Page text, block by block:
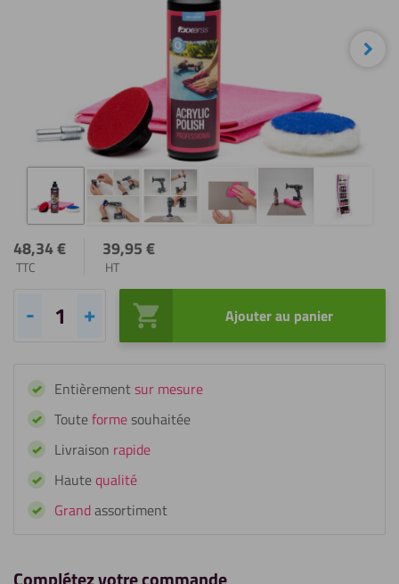
48,34€
TTC
39,95€
HT
quantité
Kit
de
acrylique
Basic
Ajouter au panier
Entièrementsur mesure
Touteforme souhaitée
Livraison rapide
Hautequalité
Grandassortiment